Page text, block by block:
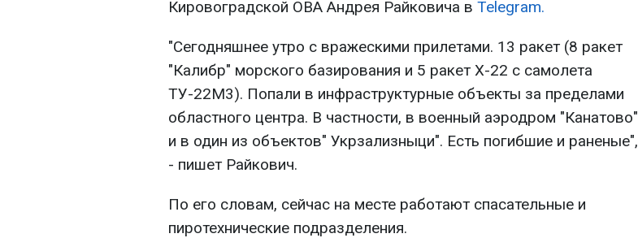
Кировоградской ОВА Андрея Райковича в Telegram.
"Сегодняшнее утро с вражескими прилетами. 13 ракет (8 ракет
"Калибр" морского базирования и 5 ракет Х-22 с самолета
ТУ-22М3). Попали в инфраструктурные объекты за пределами
областного центра. В частности, в военный аэродром "Канатово"
и в один из объектов" Укрзализныци". Есть погибшие и раненые",
- пишет Райкович.
По его словам, сейчас на месте работают спасательные и
пиротехнические подразделения.